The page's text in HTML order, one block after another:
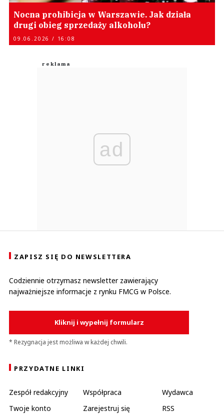
Nocna prohibicja w Warszawie. Jak działa
drugi obieg sprzedaży alkoholu?
09.06.2026 / 16:08
ad
ZAPISZ SIĘ DO NEWSLETTERA
Codziennie otrzymasz newsletter zawierający
najważniejsze informacje z rynku FMCG w Polsce.
Kliknij i wypełnij formularz
* Rezygnacja jest możliwa w każdej chwili.
PRZYDATNE LINKI
Zespół redakcyjny Współpraca
Wydawca
Twoje konto
Zarejestruj się
RSS